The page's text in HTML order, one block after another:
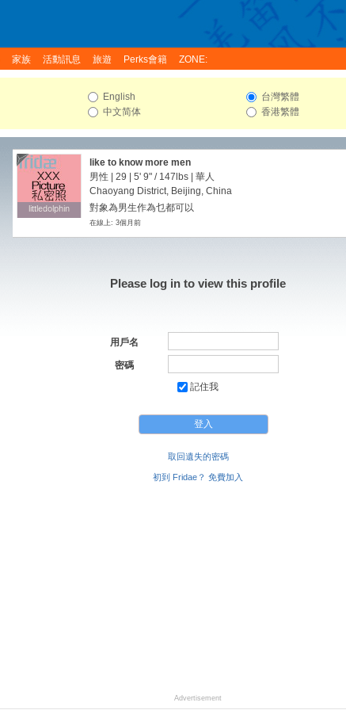
家族 活動訊息 旅遊 Perks會籍 ZONE:
English
中文简体
台灣繁體
香港繁體
littledolphin
littledolphin
like to know more men
男性 | 29 | 5' 9" / 147lbs | 華人
Chaoyang District, Beijing, China
對象為男生作為乜都可以
在線上: 3個月前
Please log in to view this profile
用戶名
密碼
記住我
取回遺失的密碼
初到 Fridae？ 免費加入
Advertisement